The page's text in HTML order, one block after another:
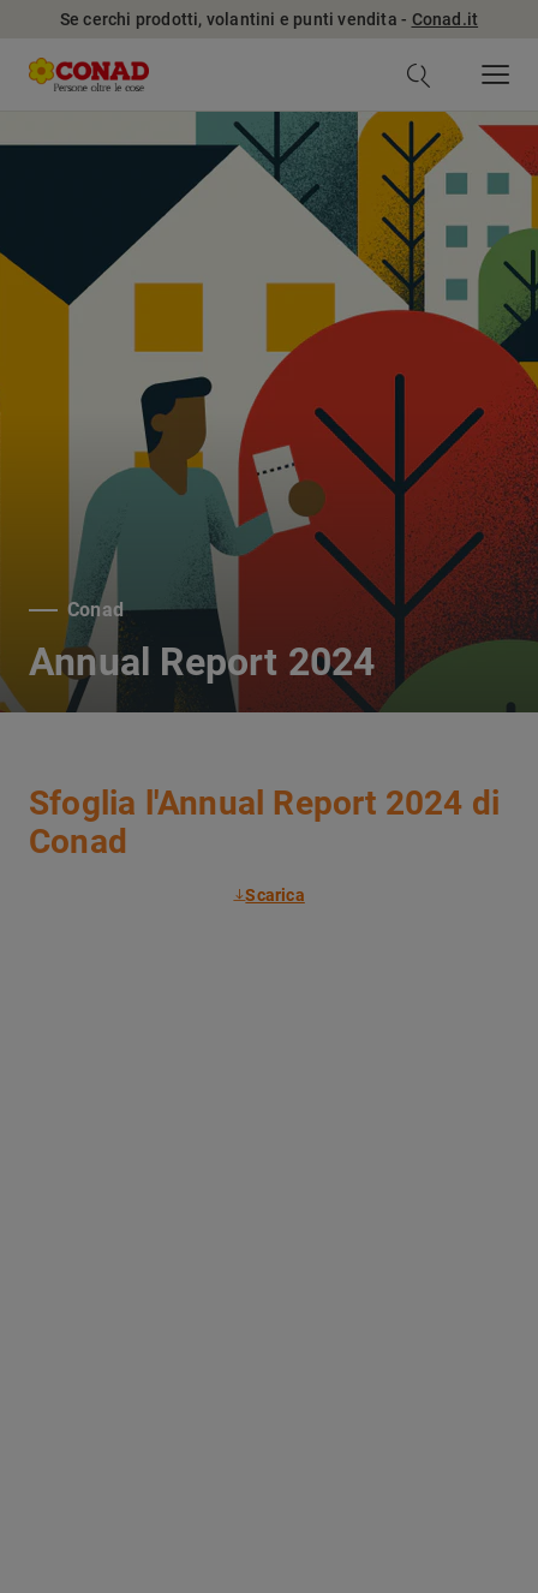
Se cerchi prodotti, volantini e punti vendita - Conad.it
Conad
Annual Report 2024
Sfoglia l'Annual Report 2024 di
Conad
Scarica